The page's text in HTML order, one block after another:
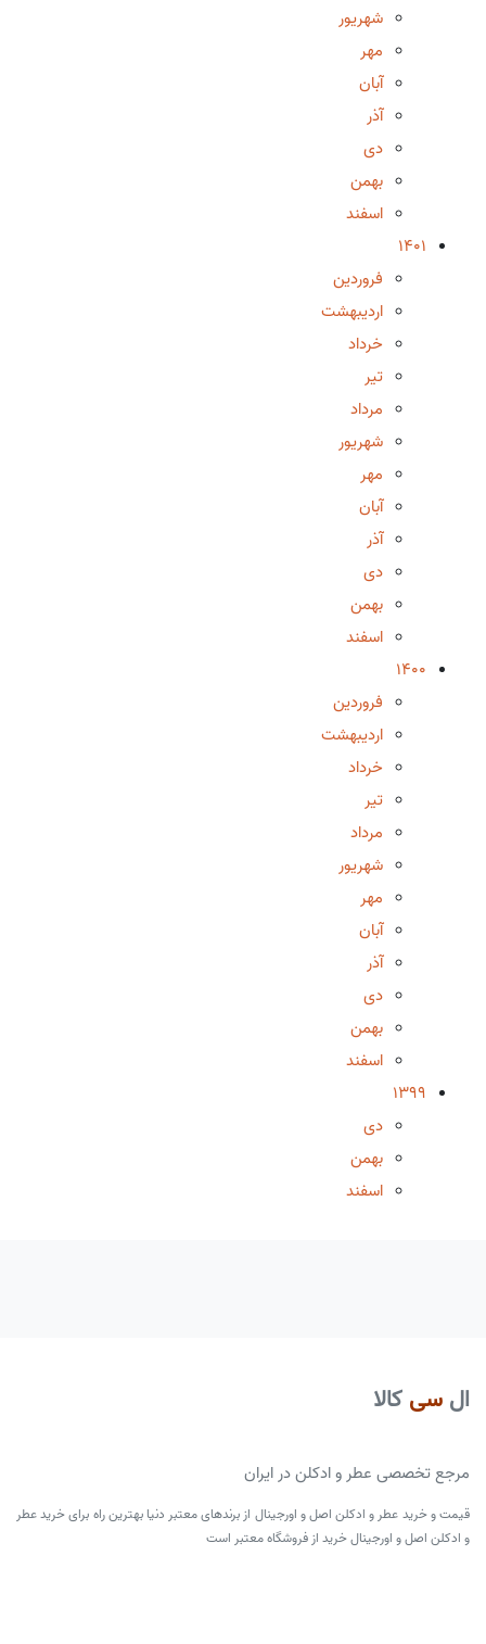
شهریور
مهر
آبان
آذر
دی
بهمن
اسفند
1401
فروردین
اردیبهشت
خرداد
تیر
مرداد
شهریور
مهر
آبان
آذر
دی
بهمن
اسفند
1400
فروردین
اردیبهشت
خرداد
تیر
مرداد
شهریور
مهر
آبان
آذر
دی
بهمن
اسفند
1399
دی
بهمن
اسفند
ال سی کالا
مرجع تخصصی عطر و ادکلن در ایران
قیمت و خرید عطر و ادکلن اصل و اورجینال از برندهای معتبر دنیا بهترین راه برای خرید عطر
و ادکلن اصل و اورجینال خرید از فروشگاه معتبر است